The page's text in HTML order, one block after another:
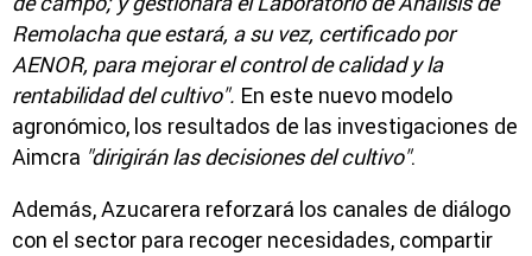
Remolacha que estará, a su vez, certificado por
AENOR, para mejorar el control de calidad y la
rentabilidad del cultivo". En este nuevo modelo
agronómico, los resultados de las investigaciones de
Aimcra "dirigirán las decisiones del cultivo".
Además, Azucarera reforzará los canales de diálogo
con el sector para recoger necesidades, compartir